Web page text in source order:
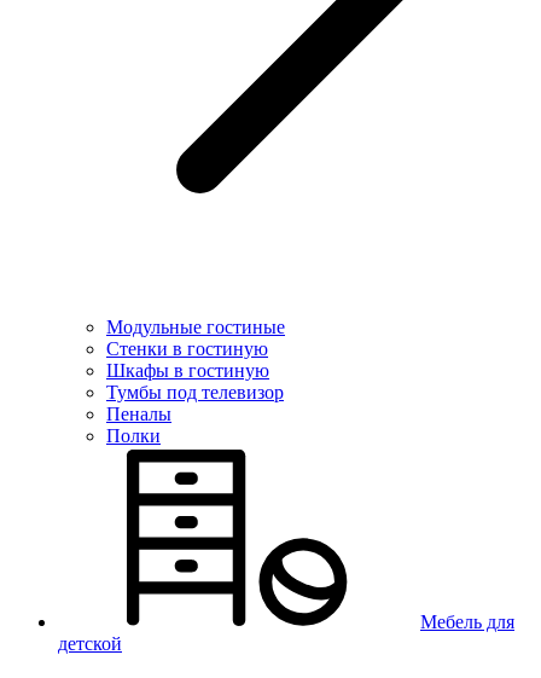
Модульные гостиные
Стенки в гостиную
Шкафы в гостиную
Тумбы под телевизор
Пеналы
Полки
Мебель для
детской